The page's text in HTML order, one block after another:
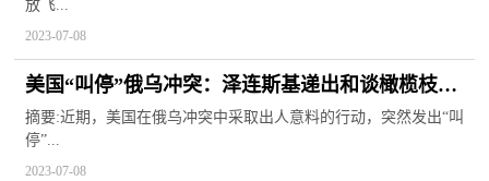
放飞...
2023-07-08
美国“叫停”俄乌冲突：泽连斯基递出和谈橄榄枝，
日本成最大输家
摘要:近期，美国在俄乌冲突中采取出人意料的行动，突然发出“叫
停”...
2023-07-08